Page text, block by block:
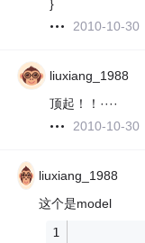
}
2010-10-30
liuxiang_1988
顶起！！····
2010-10-30
liuxiang_1988
这个是model